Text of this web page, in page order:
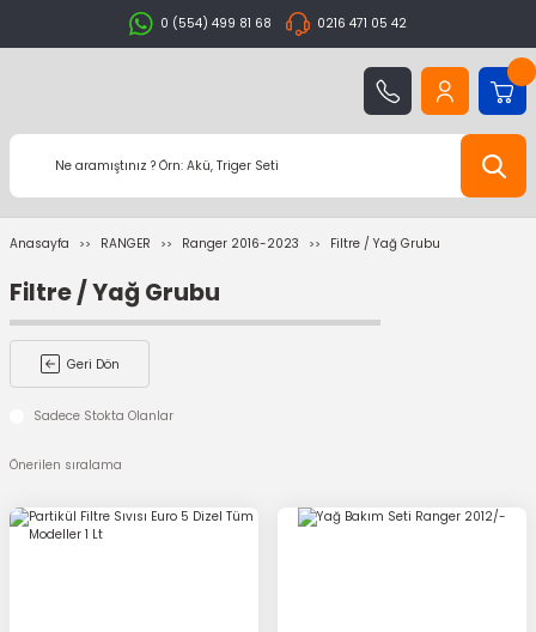
0 (554) 499 81 68 0216 471 05 42
Anasayfa RANGER Ranger 2016-2023 Filtre / Yağ Grubu
Filtre / Yağ Grubu
Geri Dön
Sadece Stokta Olanlar